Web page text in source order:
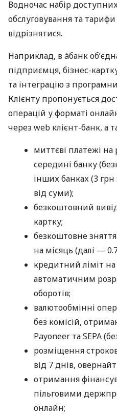
Водночас набір
обслуговування та
відрізнятися.
Наприклад, в àбанк
підприємця, бізнес-
та інтеграцію з
Клієнту пропонується
операцій у форматі
через web клієнт-банк, а
миттєві платежі на
середині банку
інших банках (3
від суми);
безкоштовний
картку;
безкоштовне
на місяць (далі —
кредитний ліміт
автоматичним
оборотів;
валютообмінні
без комісій,
Payoneer та SEPA
розміщення
від 7 днів,
отримання
пільговими
онлайн;